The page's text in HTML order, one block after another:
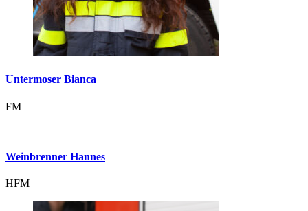
Untermoser Bianca
FM
Weinbrenner Hannes
HFM